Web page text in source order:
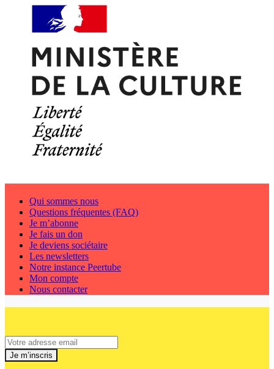
Qui sommes nous
Questions fréquentes (FAQ)
Je m’abonne
Je fais un don
Je deviens sociétaire
Les newsletters
Notre instance Peertube
Mon compte
Nous contacter
Je m’inscris